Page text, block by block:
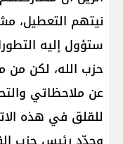
نيتهم التعطيل،
ستؤول إليه
حزب الله، لكن من
عن ملاحظاتي
للقلق في هذه